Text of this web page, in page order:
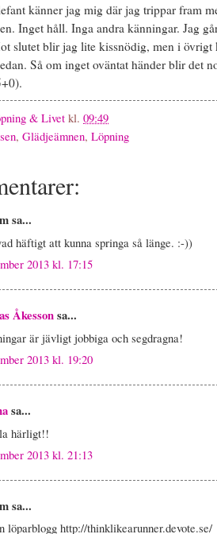
känner jag mig där jag trippar fram
Inget håll. Inga andra känningar. Jag
slutet blir jag lite kissnödig, men i övrigt
Så om inget oväntat händer blir det
& Livet kl. 09:49
, Glädjeämnen, Löpning
sa...
häftigt att kunna springa så länge. :-))
2013 kl. 17:15
Åkessonsa...
är jävligt jobbiga och segdragna!
2013 kl. 19:20
sa...
härligt!!
2013 kl. 21:13
sa...
löparblogg http://thinklikearunner.devote.se/